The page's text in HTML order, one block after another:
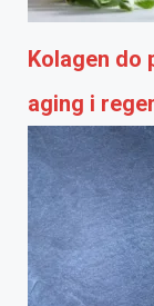
Kolagen do
aging i